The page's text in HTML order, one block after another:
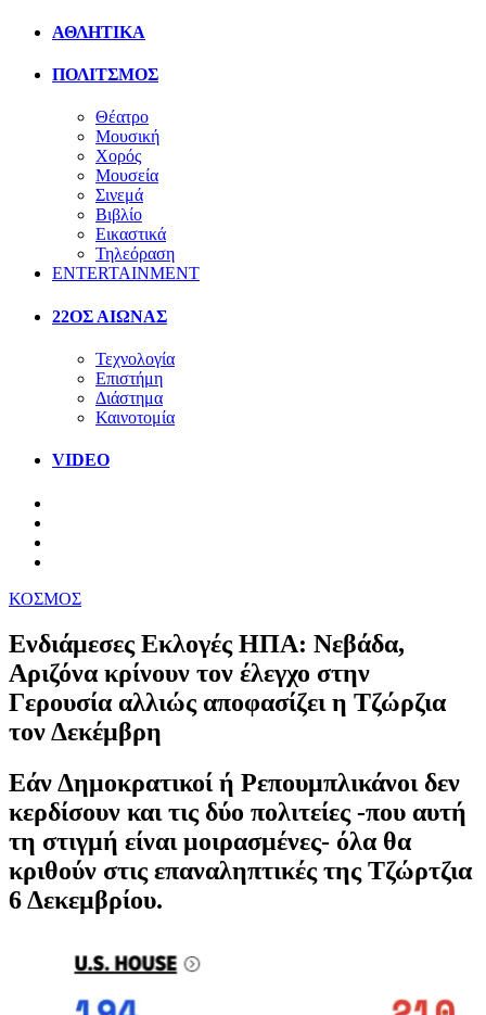
ΑΘΛΗΤΙΚΑ
ΠΟΛΙΤΣΜΟΣ
Θέατρο
Μουσική
Χορός
Μουσεία
Σινεμά
Βιβλίο
Εικαστικά
Τηλεόραση
ENTERTAINMENT
22ΟΣ ΑΙΩΝΑΣ
Τεχνολογία
Επιστήμη
Διάστημα
Καινοτομία
VIDEO
ΚΟΣΜΟΣ
Ενδιάμεσες Εκλογές ΗΠΑ: Νεβάδα,
Αριζόνα κρίνουν τον έλεγχο στην
Γερουσία αλλιώς αποφασίζει η Τζώρζια
τον Δεκέμβρη
Εάν Δημοκρατικοί ή Ρεπουμπλικάνοι δεν
κερδίσουν και τις δύο πολιτείες -που αυτή
τη στιγμή είναι μοιρασμένες- όλα θα
κριθούν στις επαναληπτικές της Τζώρτζια
6 Δεκεμβρίου.